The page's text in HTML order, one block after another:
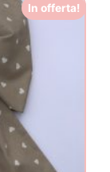
In offerta!